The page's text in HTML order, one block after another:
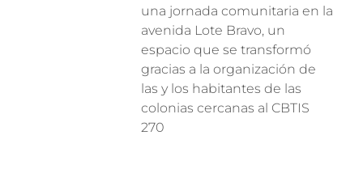
una jornada comunitaria en la
avenida Lote Bravo, un
espacio que se transformó
gracias a la organización de
las y los habitantes de las
colonias cercanas al CBTIS
270